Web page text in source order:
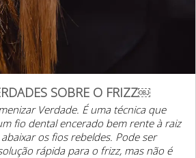
SOBRE O FRIZZ￼
Verdade. É uma técnica que
fio dental encerado bem rente à raiz
os fios rebeldes. Pode ser
rápida para o frizz, mas não é